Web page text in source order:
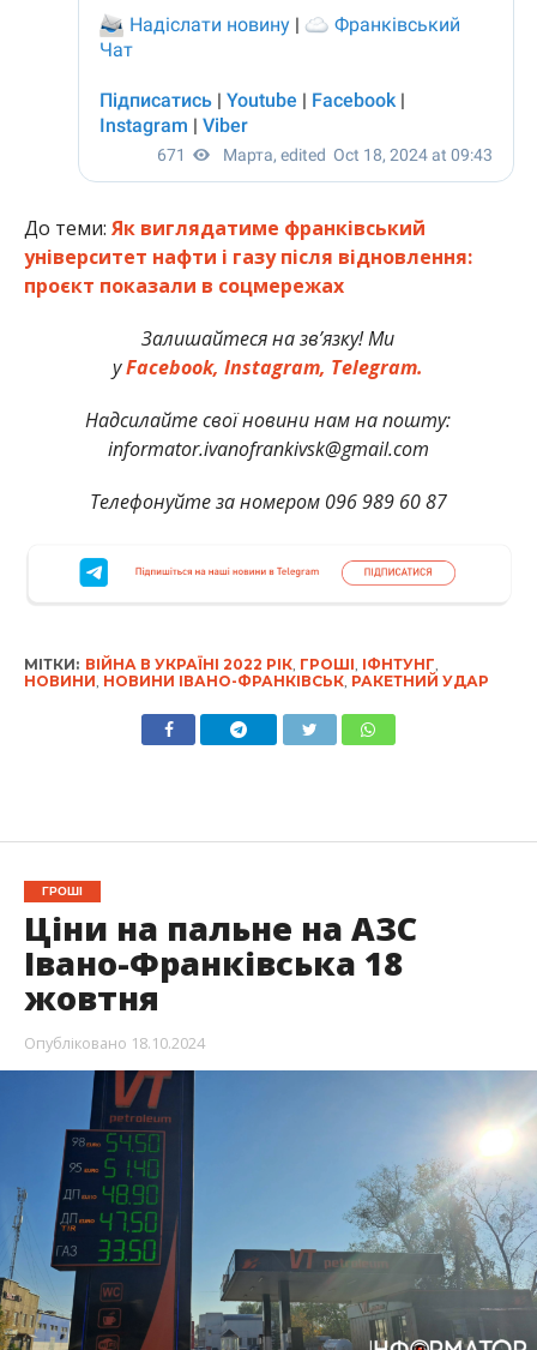
До теми: Як виглядатиме франківський
університет нафти і газу після відновлення:
проєкт показали в соцмережах
Залишайтеся на зв’язку! Ми
уFacebook, Instagram, Telegram.
Надсилайте свої новини нам на пошту:
informator.ivanofrankivsk@gmail.com
Телефонуйте за номером 096 989 60 87
МІТКИ: ВІЙНА В УКРАЇНІ 2022 РІК, ГРОШІ ІФНТУНГ
НОВИНИ НОВИНИ ІВАНО-ФРАНКІВСЬК, РАКЕТНИЙ УДАР
ГРОШІ
Ціни на пальне на АЗС
Івано-Франківська 18
жовтня
Опубліковано 18.10.2024